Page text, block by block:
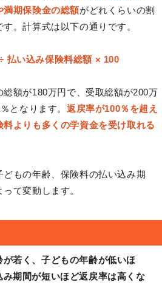
満期保険金の総額がどれくらいの割
。計算式は以下の通りです。
払い込み保険料総額 × 100
額が180万円で、受取総額が200万
となります。返戻率が100％を超え
よりも多くの学資金を受け取れる
もの年齢、保険料の払い込み期
て変動します。
若く、子どもの年齢が低いほ
期間が短いほど返戻率は高くな